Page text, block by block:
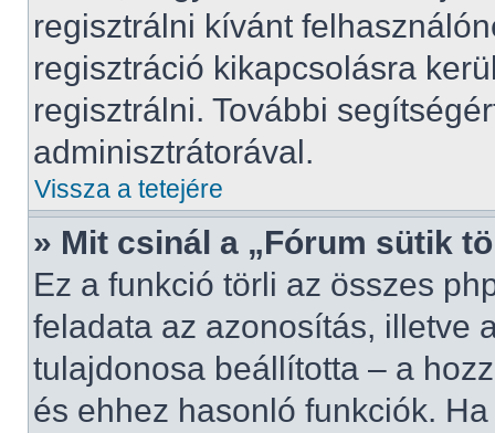
regisztrálni kívánt
regisztráció kikapcsolásra
regisztrálni. További
adminisztrátorával.
Vissza a tetejére
» Mit csinál a „Fórum sütik
Ez a funkció törli az összes
feladata az azonosítás, illetve
tulajdonosa beállította – a
és ehhez hasonló funkciók.